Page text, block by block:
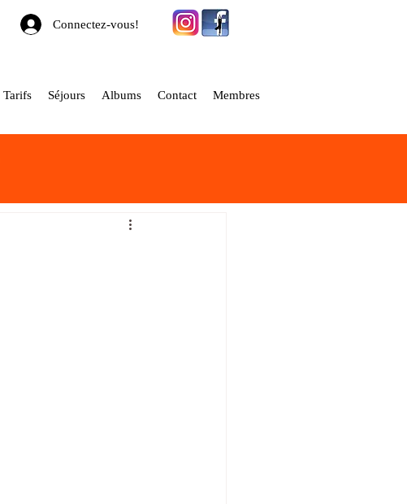
Connectez-vous!
Tarifs Séjours Albums Contact Membres